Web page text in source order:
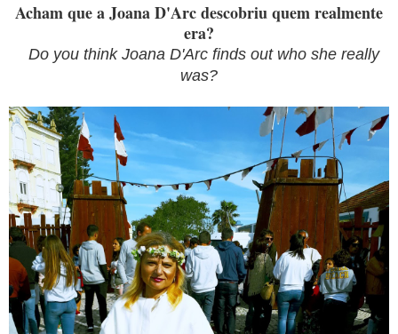
Acham que a Joana D'Arc descobriu quem realmente
era?
Do you think Joana D'Arc finds out who she really
was?